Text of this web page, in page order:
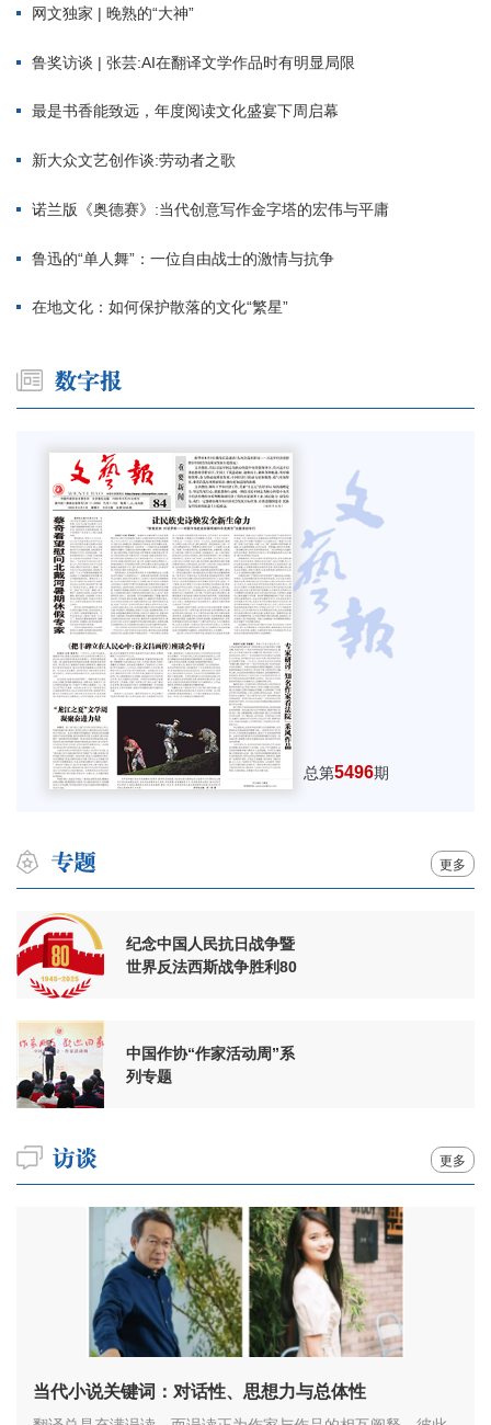
网文独家 | 晚熟的“大神”
鲁奖访谈 | 张芸:AI在翻译文学作品时有明显局限
最是书香能致远，年度阅读文化盛宴下周启幕
新大众文艺创作谈:劳动者之歌
诺兰版《奥德赛》:当代创意写作金字塔的宏伟与平庸
鲁迅的“单人舞”：一位自由战士的激情与抗争
在地文化：如何保护散落的文化“繁星”
总第5496期
更多
纪念中国人民抗日战争暨
世界反法西斯战争胜利80
中国作协“作家活动周”系
列专题
更多
当代小说关键词：对话性、思想力与总体性